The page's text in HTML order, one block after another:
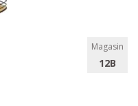
Magasin
12B